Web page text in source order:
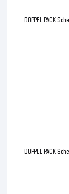
DOPPEL PACK
DOPPEL PACK